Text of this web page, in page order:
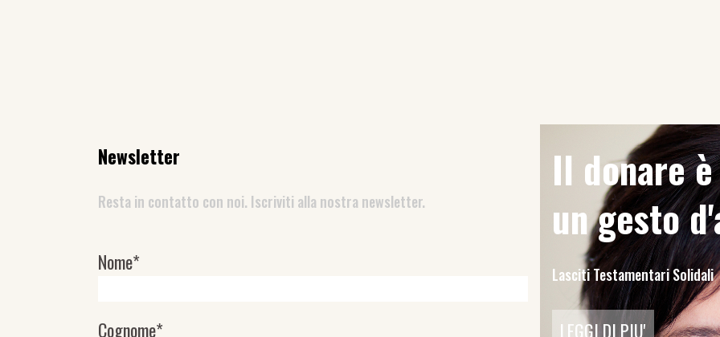
Newsletter
Resta in contatto con noi. Iscriviti alla nostra newsletter.
Newsletter
Nome*
Cognome*
Il donare
un gesto
Lasciti Testamentari Solidali
LEGGI DI PIU'